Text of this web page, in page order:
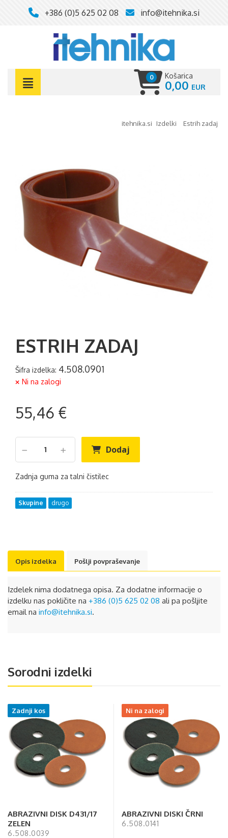
+386 (0)5 625 02 08 info@itehnika.si
Košarica
0
0,00
itehnika.si izdelki estrih zadaj
ESTRIH ZADAJ
Šifra izdelka: 4.508.0901
Ni na zalogi
55,46 €
Dodaj
Zadnja guma za talni čistilec
Skupine drugo
Opis izdelka Pošlji povpraševanje
Izdelek nima dodatnega opisa. Za dodatne informacije o
izdelku nas pokličite na +386 (0)5 625 02 08 ali pa pošljite
email na info@itehnika.si.
Sorodni izdelki
Zadnji kos
ABRAZIVNI DISK D431/17
ZELEN
6.508.0039
Ni na zalogi
ABRAZIVNI DISKI ČRNI
6.508.0141